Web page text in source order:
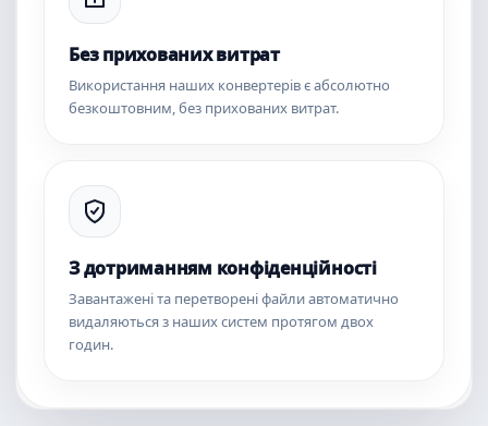
Без прихованих витрат
Використання наших конвертерів є абсолютно
безкоштовним, без прихованих витрат.
З дотриманням конфіденційності
Завантажені та перетворені файли автоматично
видаляються з наших систем протягом двох
годин.